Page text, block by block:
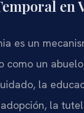
es un
como un
la
la